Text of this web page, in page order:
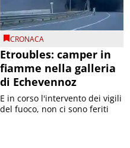
CRONACA
Etroubles: camper in
fiamme nella galleria
di Echevennoz
E in corso l'intervento dei vigili
del fuoco, non ci sono feriti